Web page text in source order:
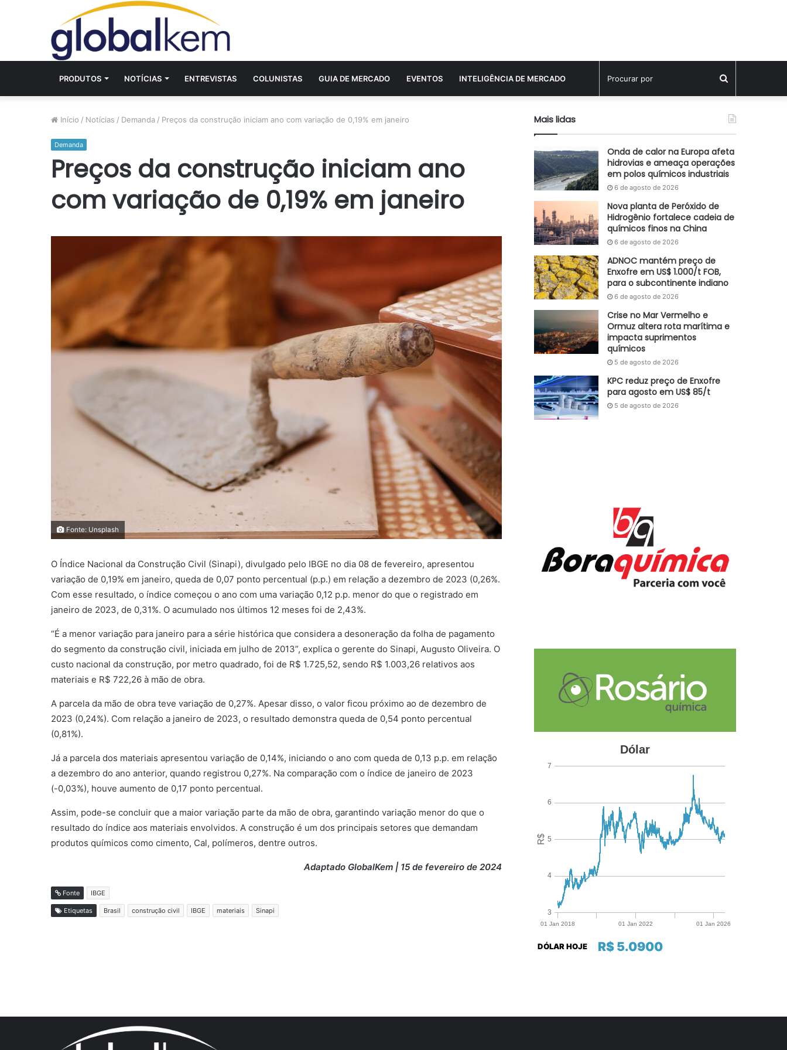
PRODUTOS NOTÍCIAS ENTREVISTAS COLUNISTAS GUIA DE MERCADO EVENTOS INTELIGÊNCIA DE MERCADO
por
Início / Notícias / Demanda / Preços da construção iniciam ano com variação de 0,19% em janeiro
Demanda
Preços da construção iniciam ano
com variação de 0,19% em janeiro
Fonte: Unsplash
O Índice Nacional da Construção Civil (Sinapi), divulgado pelo IBGE no dia 08 de fevereiro, apresentou
variação de 0,19% em janeiro, queda de 0,07 ponto percentual (p.p.) em relação a dezembro de 2023 (0,26%.
Com esse resultado, o índice começou o ano com uma variação 0,12 p.p. menor do que o registrado em
janeiro de 2023, de 0,31%. O acumulado nos últimos 12 meses foi de 2,43%.
“É a menor variação para janeiro para a série histórica que considera a desoneração da folha de pagamento
do segmento da construção civil, iniciada em julho de 2013”, explica o gerente do Sinapi, Augusto Oliveira. O
custo nacional da construção, por metro quadrado, foi de R$ 1.725,52, sendo R$ 1.003,26 relativos aos
materiais e R$ 722,26 à mão de obra.
A parcela da mão de obra teve variação de 0,27%. Apesar disso, o valor ficou próximo ao de dezembro de
2023 (0,24%). Com relação a janeiro de 2023, o resultado demonstra queda de 0,54 ponto percentual
(0,81%).
Já a parcela dos materiais apresentou variação de 0,14%, iniciando o ano com queda de 0,13 p.p. em relação
a dezembro do ano anterior, quando registrou 0,27%. Na comparação com o índice de janeiro de 2023
(-0,03%), houve aumento de 0,17 ponto percentual.
Assim, pode-se concluir que a maior variação parte da mão de obra, garantindo variação menor do que o
resultado do índice aos materiais envolvidos. A construção é um dos principais setores que demandam
produtos químicos como cimento, Cal, polímeros, dentre outros.
Adaptado GlobalKem | 15 de fevereiro de 2024
Fonte IBGE
Etiquetas Brasil construção civil IBGE materiais Sinapi
Mais lidas
Onda de calor na Europa afeta
hidrovias e ameaça operações
em polos químicos industriais
6 de agosto de 2026
Nova planta de Peróxido de
Hidrogênio fortalece cadeia de
químicos finos na China
6 de agosto de 2026
ADNOC mantém preço de
Enxofre em US$ 1.000/t FOB,
para o subcontinente indiano
6 de agosto de 2026
Crise no Mar Vermelho e
Ormuz altera rota marítima e
impacta suprimentos
químicos
5 de agosto de 2026
KPC reduz preço de Enxofre
para agosto em US$ 85/t
5 de agosto de 2026
R$ 5.0900
DÓLAR HOJE